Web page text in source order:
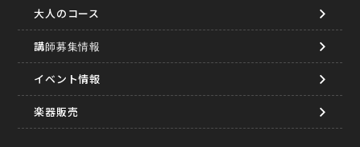
大人のコース
講師募集情報
イベント情報
楽器販売